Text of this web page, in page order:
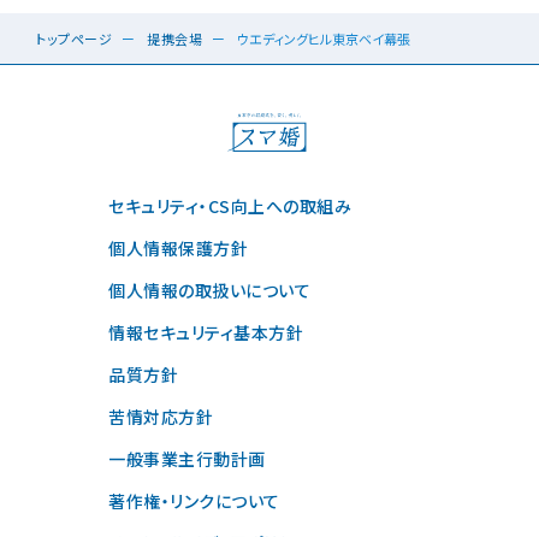
トップページ 提携会場 ウエディングヒル東京ベイ幕張
セキュリティ・CS向上への取組み
個人情報保護方針
個人情報の取扱いについて
情報セキュリティ基本方針
品質方針
苦情対応方針
一般事業主行動計画
著作権・リンクについて